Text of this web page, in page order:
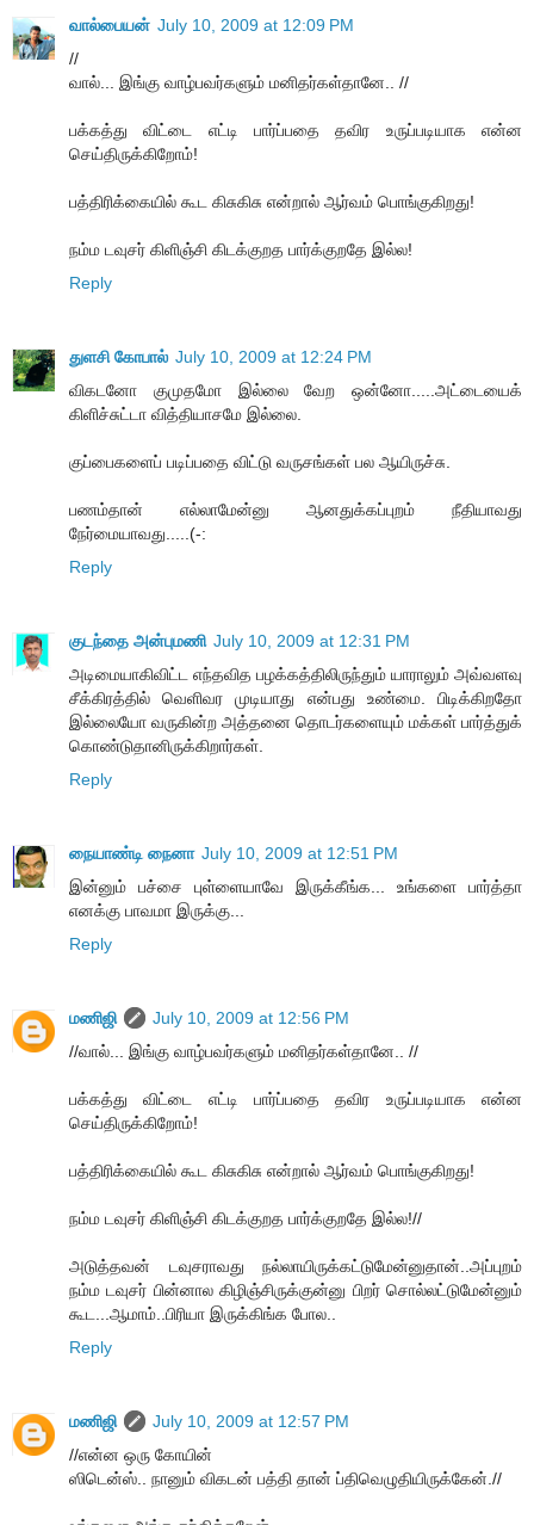
வால்பையன் July 10, 2009 at 12:09 PM
//
வால்... இங்கு வாழ்பவர்களும் மனிதர்கள்தானே.. //
பக்கத்து விட்டை எட்டி பார்ப்பதை தவிர உருப்படியாக என்ன
செய்திருக்கிறோம்!
பத்திரிக்கையில் கூட கிசுகிசு என்றால் ஆர்வம் பொங்குகிறது!
நம்ம டவுசர் கிளிஞ்சி கிடக்குறத பார்க்குறதே இல்ல!
Reply
துளசி கோபால் July 10, 2009 at 12:24 PM
விகடனோ குமுதமோ இல்லை வேற ஒன்னோ.....அட்டையைக்
கிளிச்சுட்டா வித்தியாசமே இல்லை.
குப்பைகளைப் படிப்பதை விட்டு வருசங்கள் பல ஆயிருச்சு.
பணம்தான் எல்லாமேன்னு ஆனதுக்கப்புறம் நீதியாவது
நேர்மையாவது.....(-:
Reply
குடந்தை அன்புமணி July 10, 2009 at 12:31 PM
அடிமையாகிவிட்ட எந்தவித பழக்கத்திலிருந்தும் யாராலும் அவ்வளவு
சீக்கிரத்தில் வெளிவர முடியாது என்பது உண்மை. பிடிக்கிறதோ
இல்லையோ வருகின்ற அத்தனை தொடர்களையும் மக்கள் பார்த்துக்
கொண்டுதானிருக்கிறார்கள்.
Reply
நையாண்டி நைனா July 10, 2009 at 12:51 PM
இன்னும் பச்சை புள்ளையாவே இருக்கீங்க... உங்களை பார்த்தா
எனக்கு பாவமா இருக்கு...
Reply
மணிஜி
July 10, 2009 at 12:56 PM
//வால்... இங்கு வாழ்பவர்களும் மனிதர்கள்தானே.. //
பக்கத்து விட்டை எட்டி பார்ப்பதை தவிர உருப்படியாக என்ன
செய்திருக்கிறோம்!
பத்திரிக்கையில் கூட கிசுகிசு என்றால் ஆர்வம் பொங்குகிறது!
நம்ம டவுசர் கிளிஞ்சி கிடக்குறத பார்க்குறதே இல்ல!//
அடுத்தவன் டவுசராவது நல்லாயிருக்கட்டுமேன்னுதான்..அப்புறம்
நம்ம டவுசர் பின்னால கிழிஞ்சிருக்குன்னு பிறர் சொல்லட்டுமேன்னும்
கூட...ஆமாம்..பிரியா இருக்கிங்க போல..
Reply
மணிஜி
July 10, 2009 at 12:57 PM
//என்ன ஒரு கோயின்
ஸிடென்ஸ்.. நானும் விகடன் பத்தி தான் ப்திவெழுதியிருக்கேன்.//